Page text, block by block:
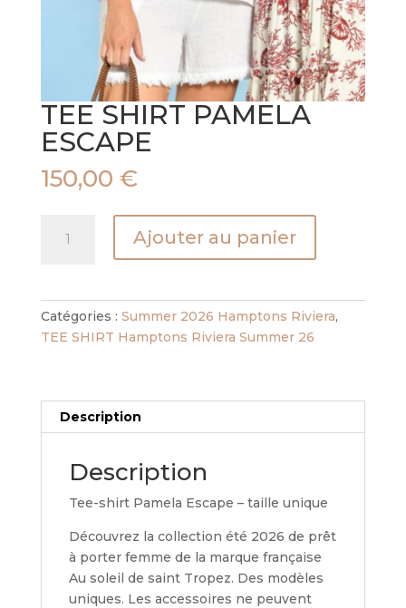
TEE SHIRT PAMELA
ESCAPE
150,00 €
ESCAPE
Ajouter au panier
Catégories : Summer 2026 Hamptons Riviera,
TEE SHIRT Hamptons Riviera Summer 26
Description
Description
Tee-shirt Pamela Escape – taille unique
Découvrez la collection été 2026 de prêt
à porter femme de la marque française
Au soleil de saint Tropez. Des modèles
uniques. Les accessoires ne peuvent